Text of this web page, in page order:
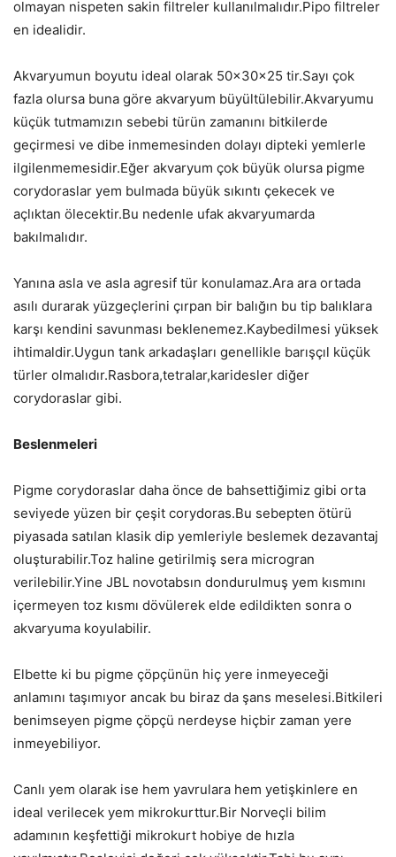
olmayan nispeten sakin filtreler kullanılmalıdır.Pipo filtreler
en idealidir.
Akvaryumun boyutu ideal olarak 50x30x25 tir.Sayı çok
fazla olursa buna göre akvaryum büyültülebilir.Akvaryumu
küçük tutmamızın sebebi türün zamanını bitkilerde
geçirmesi ve dibe inmemesinden dolayı dipteki yemlerle
ilgilenmemesidir.Eğer akvaryum çok büyük olursa pigme
corydoraslar yem bulmada büyük sıkıntı çekecek ve
açlıktan ölecektir.Bu nedenle ufak akvaryumarda
bakılmalıdır.
Yanına asla ve asla agresif tür konulamaz.Ara ara ortada
asılı durarak yüzgeçlerini çırpan bir balığın bu tip balıklara
karşı kendini savunması beklenemez.Kaybedilmesi yüksek
ihtimaldir.Uygun tank arkadaşları genellikle barışçıl küçük
türler olmalıdır.Rasbora,tetralar,karidesler diğer
corydoraslar gibi.
Beslenmeleri
Pigme corydoraslar daha önce de bahsettiğimiz gibi orta
seviyede yüzen bir çeşit corydoras.Bu sebepten ötürü
piyasada satılan klasik dip yemleriyle beslemek dezavantaj
oluşturabilir.Toz haline getirilmiş sera microgran
verilebilir.Yine JBL novotabsın dondurulmuş yem kısmını
içermeyen toz kısmı dövülerek elde edildikten sonra o
akvaryuma koyulabilir.
Elbette ki bu pigme çöpçünün hiç yere inmeyeceği
anlamını taşımıyor ancak bu biraz da şans meselesi.Bitkileri
benimseyen pigme çöpçü nerdeyse hiçbir zaman yere
inmeyebiliyor.
Canlı yem olarak ise hem yavrulara hem yetişkinlere en
ideal verilecek yem mikrokurttur.Bir Norveçli bilim
adamının keşfettiği mikrokurt hobiye de hızla